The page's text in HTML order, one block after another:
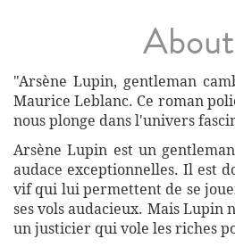
"Arsène Lupin, gentleman
Maurice Leblanc. Ce roman
nous plonge dans l'univers
Arsène Lupin est un
audace exceptionnelles. Il est
vif qui lui permettent de se
ses vols audacieux. Mais Lupin
un justicier qui vole les riches